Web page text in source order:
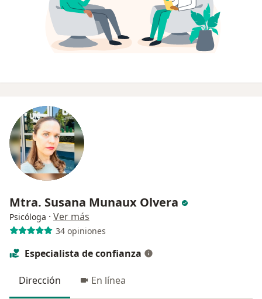
Mtra. Susana Munaux Olvera
Psicóloga · Ver más
34 opiniones
Especialista de confianza
Dirección En línea